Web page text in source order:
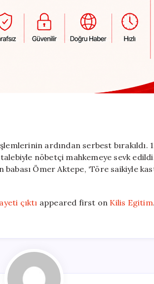
ardından serbest bırakıldı.
nöbetçi mahkemeye sevk edildi.
babası Ömer Aktepe, ‘Töre saikiyle
çıktı appeared first on Kilis Egitim.